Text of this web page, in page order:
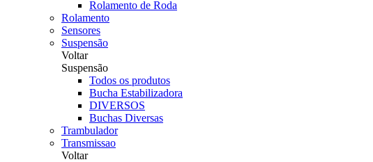
Rolamento de Roda
Rolamento
Sensores
Suspensão
Voltar
Suspensão
Todos os produtos
Bucha Estabilizadora
DIVERSOS
Buchas Diversas
Trambulador
Transmissao
Voltar